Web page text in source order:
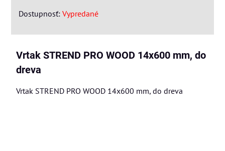
Dostupnosť: Vypredané
Vrtak STREND PRO WOOD 14x600 mm, do
dreva
Vrtak STREND PRO WOOD 14x600 mm, do dreva